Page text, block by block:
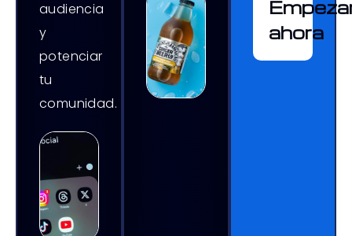
audiencia
y
potenciar
tu
comunidad.
ahora